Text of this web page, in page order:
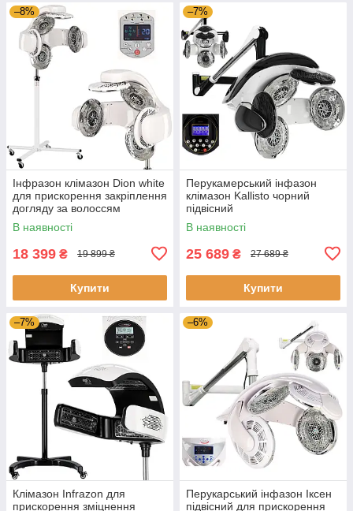
–8%
Інфразон клімазон Dion white
для прискорення закріплення
догляду за волоссям
В наявності
18 399 ₴ 19 899 ₴
Купити
–7%
Перукамерський інфазон
клімазон Kallisto чорний
підвісний
В наявності
25 689 ₴ 27 689 ₴
Купити
–7%
Клімазон Infrazon для
прискорення зміцнення
–6%
Перукарський інфазон Іксен
підвісний для прискорення